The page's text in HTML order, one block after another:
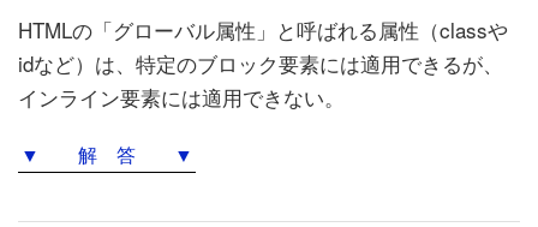
HTMLの「グローバル属性」と呼ばれる属性（classや
idなど）は、特定のブロック要素には適用できるが、
インライン要素には適用できない。
▼ 解 答 ▼